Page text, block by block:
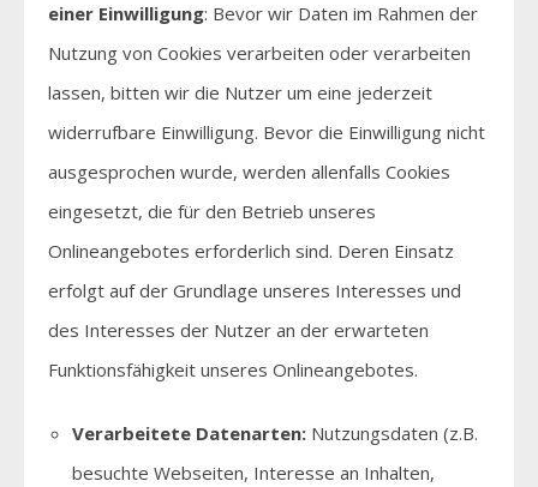
einer Einwilligung: Bevor wir Daten im Rahmen der
Nutzung von Cookies verarbeiten oder verarbeiten
lassen, bitten wir die Nutzer um eine jederzeit
widerrufbare Einwilligung. Bevor die Einwilligung nicht
ausgesprochen wurde, werden allenfalls Cookies
eingesetzt, die für den Betrieb unseres
Onlineangebotes erforderlich sind. Deren Einsatz
erfolgt auf der Grundlage unseres Interesses und
des Interesses der Nutzer an der erwarteten
Funktionsfähigkeit unseres Onlineangebotes.
Verarbeitete Datenarten: Nutzungsdaten (z.B.
besuchte Webseiten, Interesse an Inhalten,